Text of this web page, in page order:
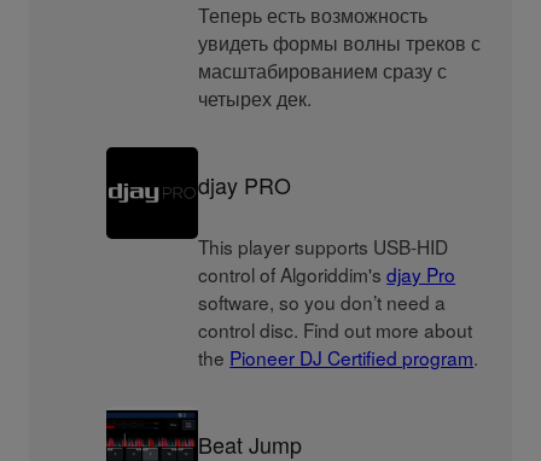
Теперь есть возможность
увидеть формы волны треков с
масштабированием сразу с
четырех дек.
djay PRO
This player supports USB-HID
control of Algoriddim'sdjay Pro
software, so you don’t need a
control disc. Find out more about
the Pioneer DJ Certified program.
Beat Jump